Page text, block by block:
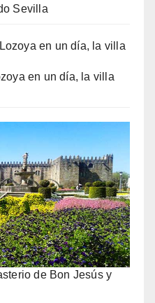
Sevilla
en un día, la villa
de Bon Jesús y